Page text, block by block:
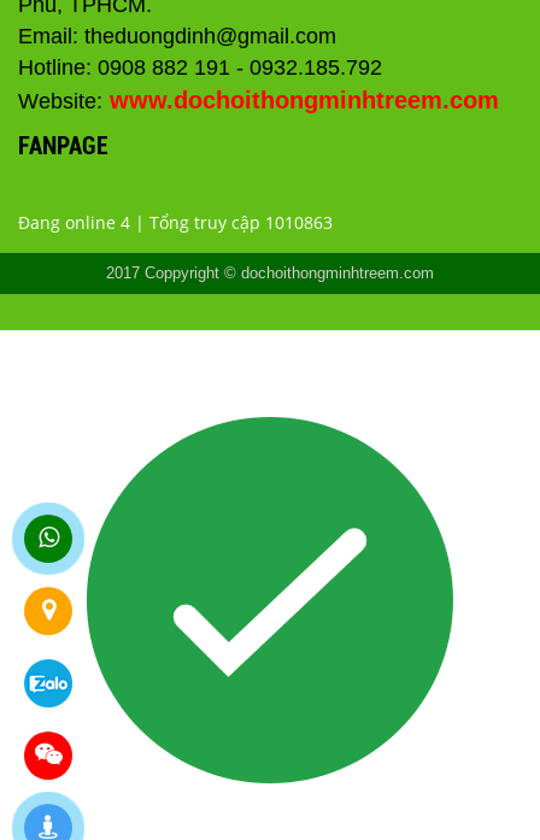
Phú, TPHCM.
Email: theduongdinh@gmail.com
Hotline: 0908 882 191 - 0932.185.792
Website: www.dochoithongminhtreem.com
FANPAGE
Đang online 4 | Tổng truy cập 1010863
2017 Coppyright © dochoithongminhtreem.com